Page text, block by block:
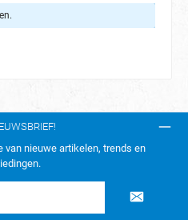
van nieuwe artikelen, trends en